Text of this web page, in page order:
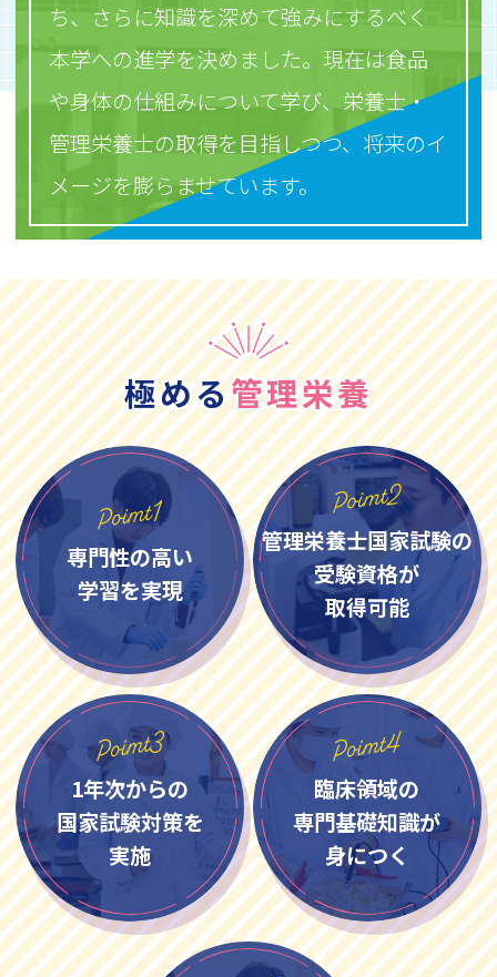
ち、さらに知識を深めて強みにするべく
本学への進学を決めました。現在は食品
や身体の仕組みについて学び、栄養士・
管理栄養士の取得を目指しつつ、将来のイ
メージを膨らませています。
極める管理栄養
専門性の高い
学習を実現
管理栄養士国家試験の
受験資格が
取得可能
1年次からの
国家試験対策を
実施
臨床領域の
専門基礎知識が
身につく